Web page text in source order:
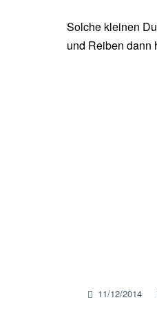
Solche kleinen
und Reiben dann
11/12/2014